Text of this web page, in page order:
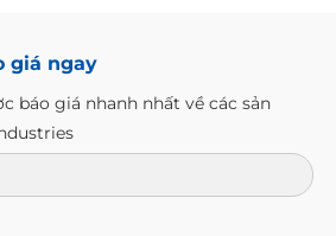
giá ngay
báo giá nhanh nhất về các sản